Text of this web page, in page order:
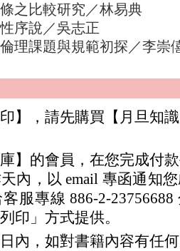
之比較研究／林易典
序說／吳志正
理課題與規範初探／李崇
】，請先購買【月旦知
】的會員，在您完成付
內，以 email 專函通知
服專線 886-2-23756688
印」方式提供。
內，如對書籍內容有任